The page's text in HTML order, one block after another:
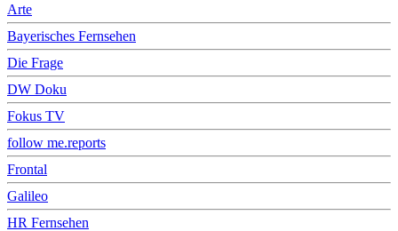
Arte
Bayerisches Fernsehen
Die Frage
DW Doku
Fokus TV
follow me.reports
Frontal
Galileo
HR Fernsehen